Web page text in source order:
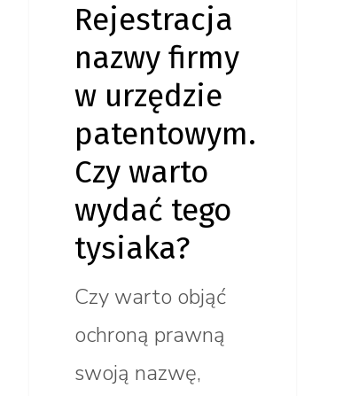
Rejestracja
nazwy firmy
w urzędzie
patentowym.
Czy warto
wydać tego
tysiaka?
Czy warto objąć
ochroną prawną
swoją nazwę,